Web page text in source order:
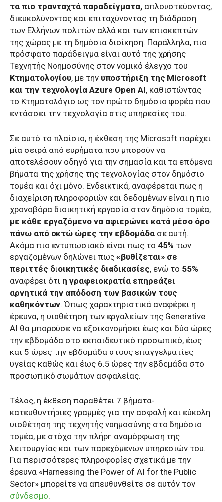
τα πιο τρανταχτά παραδείγματα, απλουστεύοντας,
διευκολύνοντας και επιταχύνοντας τη διάδραση
των Ελλήνων πολιτών αλλά και των επισκεπτών
της χώρας με τη δημόσια διοίκηση. Παράλληλα, πιο
πρόσφατο παράδειγμα είναι αυτό της χρήσης
Τεχνητής Νοημοσύνης στον νομικό έλεγχο του
Κτηματολογίου, με την υποστήριξη της Microsoft
και την τεχνολογία Azure Open AI, καθιστώντας
το Κτηματολόγιο ως τον πρώτο δημόσιο φορέα που
εντάσσει την τεχνολογία στις υπηρεσίες του.
Σε αυτό το πλαίσιο, η έκθεση της Microsoft παρέχει
μία σειρά από ευρήματα που μπορούν να
αποτελέσουν οδηγό για την σημασία και τα επόμενα
βήματα της χρήσης της τεχνολογίας στον δημόσιο
τομέα και όχι μόνο. Ενδεικτικά, αναφέρεται πως η
διαχείριση πληροφοριών και δεδομένων είναι η πιο
χρονοβόρα διοικητική εργασία στον δημόσιο τομέα,
με κάθε εργαζόμενο να αφιερώνει κατά μέσο όρο
πάνω από οκτώ ώρες την εβδομάδα σε αυτή.
Ακόμα πιο εντυπωσιακό είναι πως το 45% των
εργαζομένων δηλώνει πως «βυθίζεται» σε
περιττές διοικητικές διαδικασίες, ενώ το 55%
αναφέρει ότι η γραφειοκρατία επηρεάζει
αρνητικά την απόδοση των βασικών τους
καθηκόντων. Όπως χαρακτηριστικά αναφέρει η
έρευνα, η υιοθέτηση των εργαλείων της Generative
AI θα μπορούσε να εξοικονομήσει έως και δύο ώρες
την εβδομάδα στο εκπαιδευτικό προσωπικό, έως
και 5 ώρες την εβδομάδα στους επαγγελματίες
υγείας καθώς και έως 6.5 ώρες την εβδομάδα στο
προσωπικό σωμάτων ασφαλείας.
Τέλος, η έκθεση παραθέτει 7 βήματα-
κατευθυντήριες γραμμές για την ασφαλή και εύκολη
υιοθέτηση της τεχνητής νοημοσύνης στο δημόσιο
τομέα, με στόχο την πλήρη αναμόρφωση της
λειτουργίας και των παρεχόμενων υπηρεσιών του.
Για περισσότερες πληροφορίες σχετικά με την
έρευνα «Harnessing the Power of AI for the Public
Sector» μπορείτε να απευθυνθείτε σε αυτόν τον
σύνδεσμο.